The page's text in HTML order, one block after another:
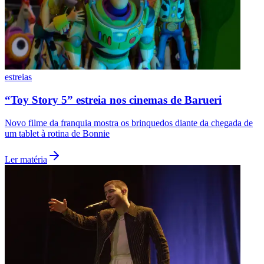
Times - Ir direto
estreias
“Toy Story 5” estreia nos cinemas de Barueri
Novo filme da franquia mostra os brinquedos diante da chegada de
um tablet à rotina de Bonnie
Ler matéria